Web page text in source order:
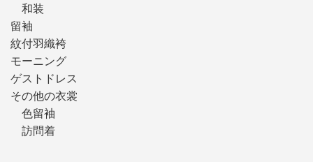
和装
留袖
紋付羽織袴
モーニング
ゲストドレス
その他の衣裳
色留袖
訪問着